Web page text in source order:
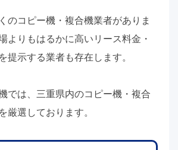
のコピー機・複合機業者がありま
よりもはるかに高いリース料金・
提示する業者も存在します。
では、三重県内のコピー機・複合
厳選しております。